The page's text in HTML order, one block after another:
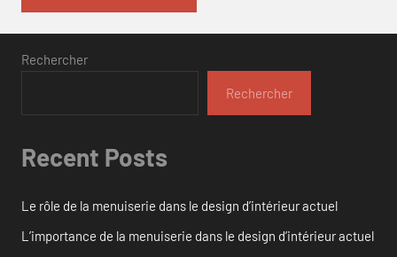
Rechercher
Rechercher
Recent Posts
Le rôle de la menuiserie dans le design d’intérieur actuel
L’importance de la menuiserie dans le design d’intérieur actuel